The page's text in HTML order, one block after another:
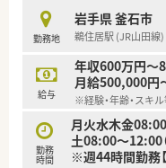
↓ 得意先やMS
↓ 得意先からの
↓ 倉庫内の温度
＜退社＞ 管理帳簿
【想定されるキャリ
■管理薬剤師とし
や、より大きな営
異動して活躍する方
■本社勤務で現場
勤務地
岩手県 釜石市
鵜住居駅 (JR山田線)
給与
年収600万円～
月給500,000円
※経験・年齢・スキ
勤務
時間
月火水木金08:00
土08:00～12:00
※週44時間勤務